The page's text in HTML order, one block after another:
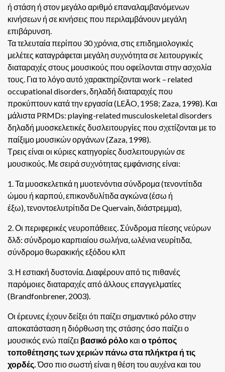
ή στάση ή στον μεγάλο αριθμό επαναλαμβανόμενων
κινήσεων ή σε κινήσεις που περιλαμβάνουν μεγάλη
επιβάρυνση.
Τα τελευταία περίπου 30 χρόνια, στις επιδημιολογικές
μελέτες καταγράφεται μεγάλη συχνότητα σε λειτουργικές
διαταραχές στους μουσικούς που οφείλονται στην ασχολία
τους. Για το λόγο αυτό χαρακτηρίζονται work – related
occupational disorders, δηλαδή διαταραχές που
προκύπτουν κατά την εργασία (LEÃO, 1958; Zaza, 1998). Και
μάλιστα PRMDs: playing-related musculoskeletal disorders
δηλαδή μυοσκελετικές δυσλειτουργίες που σχετίζονται με το
παίξιμο μουσικών οργάνων (Zaza, 1998).
Τρεις είναι οι κύριες κατηγορίες δυσλειτουργιών σε
μουσικούς. Με σειρά συχνότητας εμφάνισης είναι:
1. Τα μυοσκελετικά η μυοτενόντια σύνδρομα (τενοντίτιδα
ώμου ή καρπού, επικονδυλίτιδα αγκώνα (έσω ή
έξω), τενοντοελυτρίτιδα De Quervain, διάστρεμμα),
2. Οι περιφερικές νευροπάθειες. Σύνδρομα πίεσης νεύρων
δλδ: σύνδρομο καρπιαίου σωλήνα, ωλένια νευρίτιδα,
σύνδρομο θωρακικής εξόδου κλπ
3. Η εστιακή δυστονία.Διαφέρουν από τις πιθανές
παρόμοιες διαταραχές από άλλους επαγγελματίες
(Brandfonbrener, 2003).
Οι έρευνες έχουν δείξει ότι παίζει σημαντικό ρόλο στην
αποκατάσταση η διόρθωση της στάσης όσο παίζει ο
μουσικός ενώ παίζει βασικό ρόλο και ο τρόπος
τοποθέτησης των χεριών πάνω στα πλήκτρα ή τις
χορδές.Όσο πιο σωστή είναι η θέση του αυχένα και του